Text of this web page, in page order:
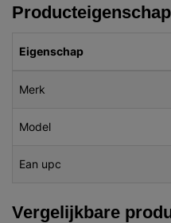
Eigenschap
Merk
Model
Ean upc
Vergelijkbare